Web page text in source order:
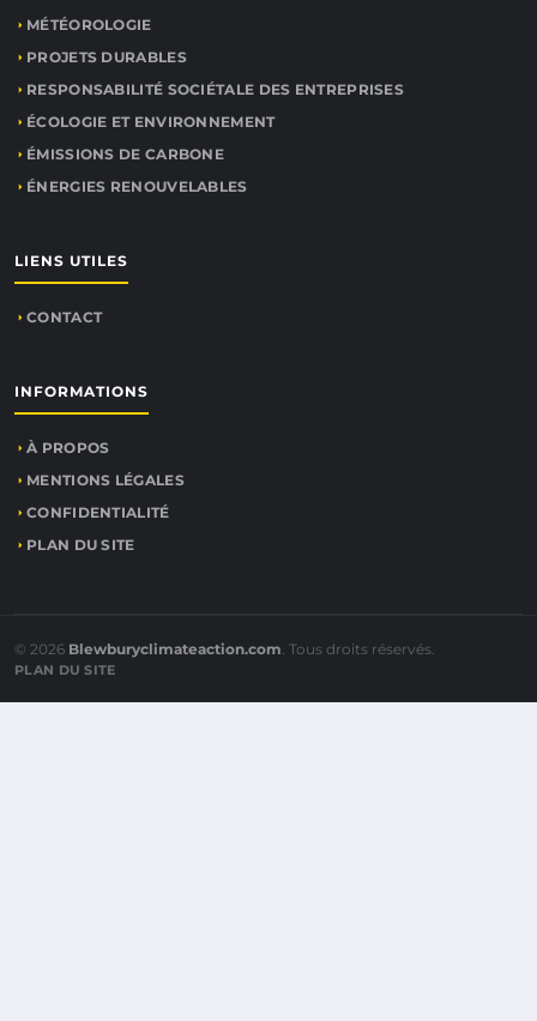
MÉTÉOROLOGIE
PROJETS DURABLES
RESPONSABILITÉ SOCIÉTALE DES ENTREPRISES
ÉCOLOGIE ET ENVIRONNEMENT
ÉMISSIONS DE CARBONE
ÉNERGIES RENOUVELABLES
LIENS UTILES
CONTACT
INFORMATIONS
À PROPOS
MENTIONS LÉGALES
CONFIDENTIALITÉ
PLAN DU SITE
© 2026 Blewburyclimateaction.com. Tous droits réservés.
PLAN DU SITE